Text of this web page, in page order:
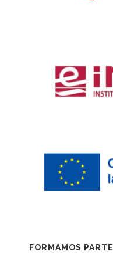
FORMAMOS PARTE